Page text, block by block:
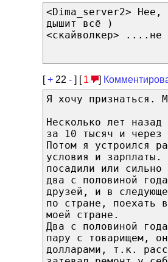
<Dima_server2>
дышит всё )
<скайволкер> ....не
[+ 22 - ] [ 1 ]
Я хочу признаться.
Несколько лет
за 10 тысяч и через
Потом я устроился
условия и
посадили или сильно
два с половиной
друзей, и в
по стране, поехать
моей стране.
Два с половиной
пару с товарищем,
долларами, т.к.